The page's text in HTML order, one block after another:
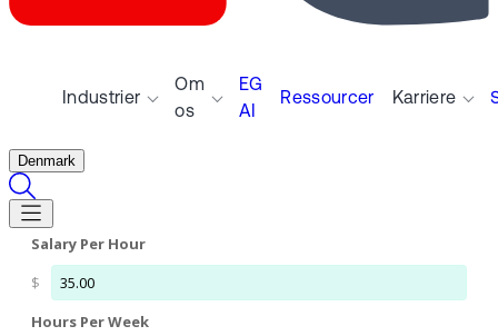
Industrier
Om
os
EG
AI
Ressourcer Karriere
Denmark